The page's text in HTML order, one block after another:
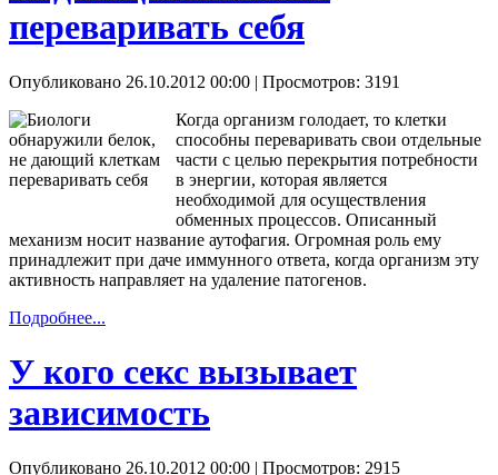
переваривать себя
Опубликовано 26.10.2012 00:00 | Просмотров: 3191
Когда организм голодает, то клетки
способны переваривать свои отдельные
части с целью перекрытия потребности
в энергии, которая является
необходимой для осуществления
обменных процессов. Описанный
механизм носит название аутофагия. Огромная роль ему
принадлежит при даче иммунного ответа, когда организм эту
активность направляет на удаление патогенов.
Подробнее...
У кого секс вызывает
зависимость
Опубликовано 26.10.2012 00:00 | Просмотров: 2915